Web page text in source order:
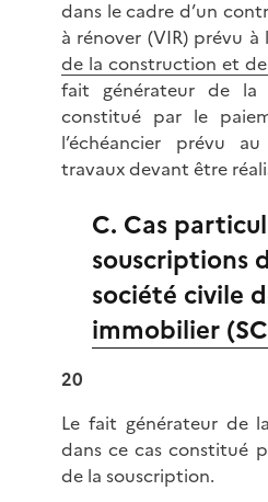
dans le cadre d’un
à rénover (VIR) prévu à
de la construction et
fait générateur de la
constitué par le
l’échéancier prévu
travaux devant être
C. Cas
souscriptions
société civile
immobilier
20
Le fait générateur de
dans ce cas constitué
de la souscription.